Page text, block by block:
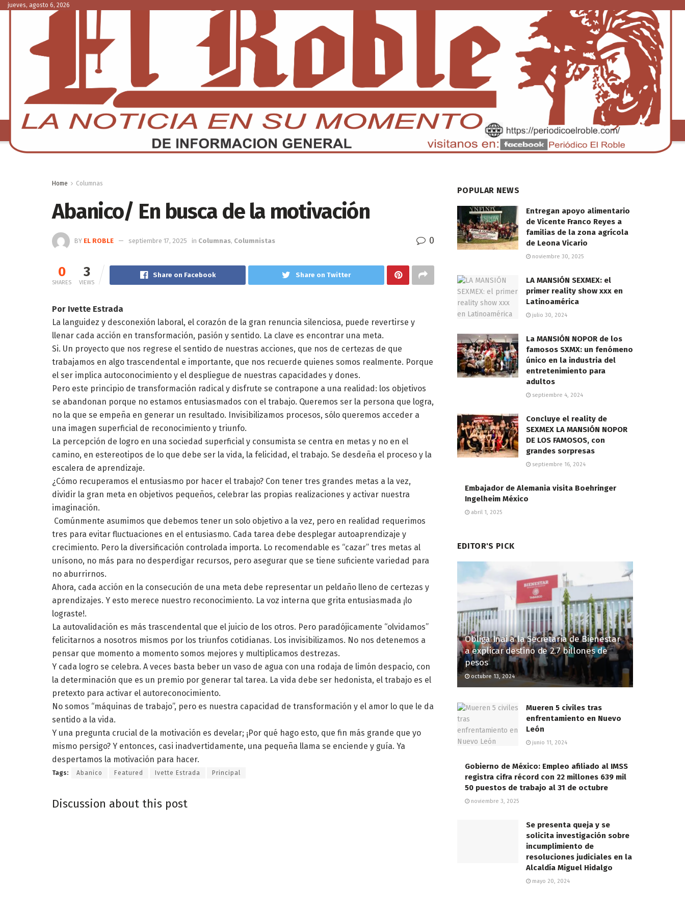
jueves, agosto 6, 2026
NACIONAL CDMX EDOMEX ECONOMÍA INTERNACIONAL DEPORTES TENDENCIA
Home Columnas
Abanico/ En busca de la motivación
BY EL ROBLE septiembre 17, 2025 in Columnas, Columnistas 0
0
SHARES
3
VIEWS
Share on Facebook Share on Twitter
Por Ivette Estrada
La languidez y desconexión laboral, el corazón de la gran renuncia silenciosa, puede revertirse y
llenar cada acción en transformación, pasión y sentido. La clave es encontrar una meta.
Si. Un proyecto que nos regrese el sentido de nuestras acciones, que nos de certezas de que
trabajamos en algo trascendental e importante, que nos recuerde quienes somos realmente. Porque
el ser implica autoconocimiento y el despliegue de nuestras capacidades y dones.
Pero este principio de transformación radical y disfrute se contrapone a una realidad: los objetivos
se abandonan porque no estamos entusiasmados con el trabajo. Queremos ser la persona que logra,
no la que se empeña en generar un resultado. Invisibilizamos procesos, sólo queremos acceder a
una imagen superficial de reconocimiento y triunfo.
La percepción de logro en una sociedad superficial y consumista se centra en metas y no en el
camino, en estereotipos de lo que debe ser la vida, la felicidad, el trabajo. Se desdeña el proceso y la
escalera de aprendizaje.
¿Cómo recuperamos el entusiasmo por hacer el trabajo? Con tener tres grandes metas a la vez,
dividir la gran meta en objetivos pequeños, celebrar las propias realizaciones y activar nuestra
imaginación.
Comúnmente asumimos que debemos tener un solo objetivo a la vez, pero en realidad requerimos
tres para evitar fluctuaciones en el entusiasmo. Cada tarea debe desplegar autoaprendizaje y
crecimiento. Pero la diversificación controlada importa. Lo recomendable es “cazar” tres metas al
unísono, no más para no desperdigar recursos, pero asegurar que se tiene suficiente variedad para
no aburrirnos.
Ahora, cada acción en la consecución de una meta debe representar un peldaño lleno de certezas y
aprendizajes. Y esto merece nuestro reconocimiento. La voz interna que grita entusiasmada ¡lo
lograste!.
La autovalidación es más trascendental que el juicio de los otros. Pero paradójicamente “olvidamos”
felicitarnos a nosotros mismos por los triunfos cotidianas. Los invisibilizamos. No nos detenemos a
pensar que momento a momento somos mejores y multiplicamos destrezas.
Y cada logro se celebra. A veces basta beber un vaso de agua con una rodaja de limón despacio, con
la determinación que es un premio por generar tal tarea. La vida debe ser hedonista, el trabajo es el
pretexto para activar el autoreconocimiento.
No somos “máquinas de trabajo”, pero es nuestra capacidad de transformación y el amor lo que le da
sentido a la vida.
Y una pregunta crucial de la motivación es develar; ¡Por qué hago esto, que fin más grande que yo
mismo persigo? Y entonces, casi inadvertidamente, una pequeña llama se enciende y guía. Ya
despertamos la motivación para hacer.
Tags: Abanico Featured Ivette Estrada Principal
Discussion about this post
POPULAR NEWS
Entregan apoyo alimentario
de Vicente Franco Reyes a
familias de la zona agrícola
de Leona Vicario
noviembre 30, 2025
LA MANSIÓN SEXMEX: el
primer reality show xxx en
Latinoamérica
julio 30, 2024
La MANSIÓN NOPOR de los
famosos SXMX: un fenómeno
único en la industria del
entretenimiento para
adultos
septiembre 4, 2024
Concluye el reality de
SEXMEX LA MANSIÓN NOPOR
DE LOS FAMOSOS, con
grandes sorpresas
septiembre 16, 2024
Embajador de Alemania visita Boehringer
Ingelheim México
abril 1, 2025
EDITOR'S PICK
Obliga Inai a la Secretaría de Bienestar
a explicar destino de 2.7 billones de
pesos
octubre 13, 2024
Mueren 5 civiles tras
enfrentamiento en Nuevo
León
junio 11, 2024
Gobierno de México: Empleo afiliado al IMSS
registra cifra récord con 22 millones 639 mil
50 puestos de trabajo al 31 de octubre
noviembre 3, 2025
Se presenta queja y se
solicita investigación sobre
incumplimiento de
resoluciones judiciales en la
Alcaldía Miguel Hidalgo
mayo 20, 2024